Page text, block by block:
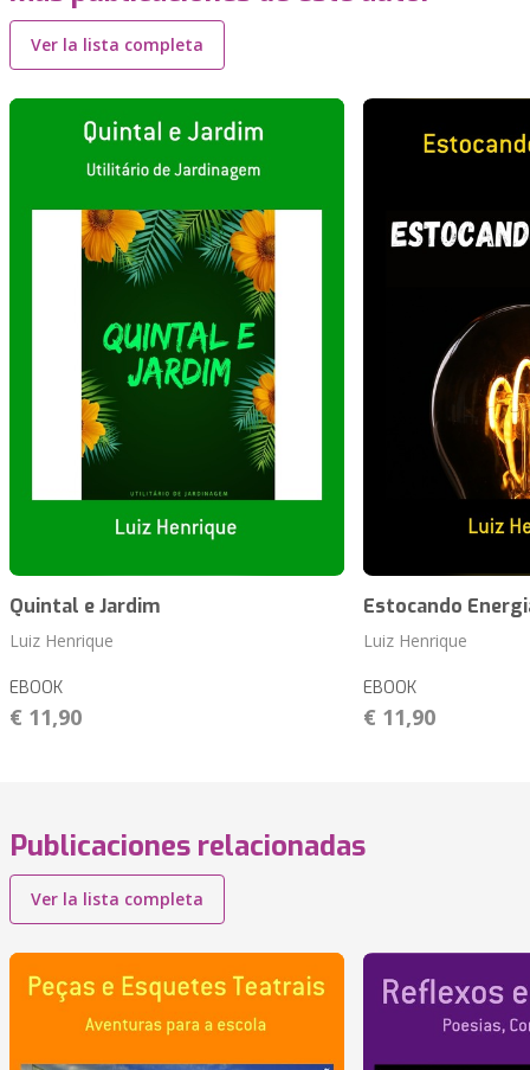
Ver la lista completa
Quintal e Jardim
Luiz Henrique
EBOOK
€ 11,90
Estocando
Luiz Henrique
EBOOK
€ 11,90
Publicaciones relacionadas
Ver la lista completa